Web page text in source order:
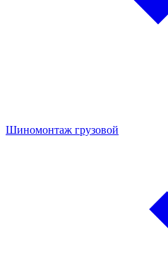
Шиномонтаж грузовой